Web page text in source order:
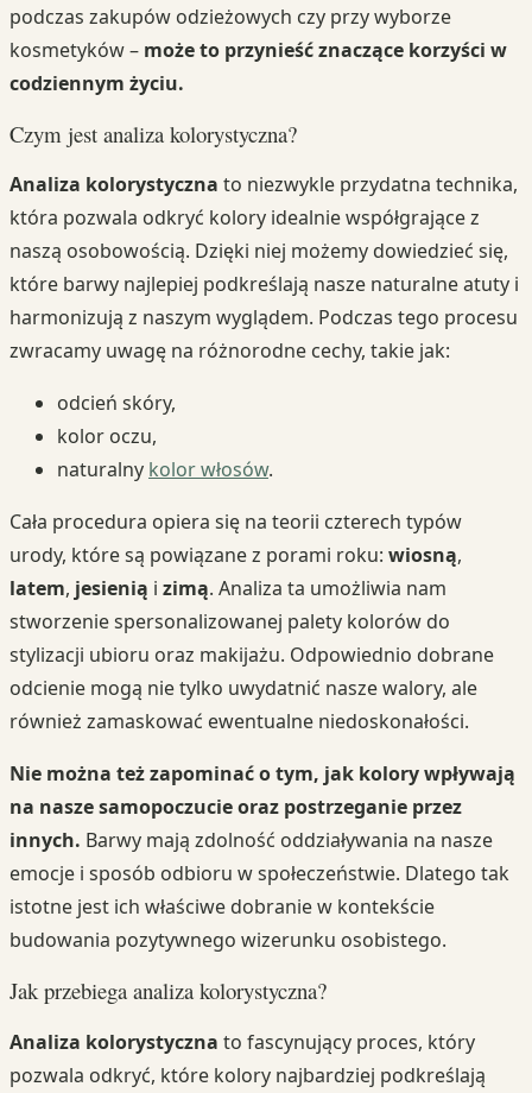
podczas zakupów odzieżowych czy przy wyborze
kosmetyków – może to przynieść znaczące korzyści w
codziennym życiu.
Czym jest analiza kolorystyczna?
Analiza kolorystyczna to niezwykle przydatna technika,
która pozwala odkryć kolory idealnie współgrające z
naszą osobowością. Dzięki niej możemy dowiedzieć się,
które barwy najlepiej podkreślają nasze naturalne atuty i
harmonizują z naszym wyglądem. Podczas tego procesu
zwracamy uwagę na różnorodne cechy, takie jak:
odcień skóry,
kolor oczu,
naturalny kolor włosów.
Cała procedura opiera się na teorii czterech typów
urody, które są powiązane z porami roku: wiosną,
latem, jesienią i zimą. Analiza ta umożliwia nam
stworzenie spersonalizowanej palety kolorów do
stylizacji ubioru oraz makijażu. Odpowiednio dobrane
odcienie mogą nie tylko uwydatnić nasze walory, ale
również zamaskować ewentualne niedoskonałości.
Nie można też zapominać o tym, jak kolory wpływają
na nasze samopoczucie oraz postrzeganie przez
innych. Barwy mają zdolność oddziaływania na nasze
emocje i sposób odbioru w społeczeństwie. Dlatego tak
istotne jest ich właściwe dobranie w kontekście
budowania pozytywnego wizerunku osobistego.
Jak przebiega analiza kolorystyczna?
Analiza kolorystyczna to fascynujący proces, który
pozwala odkryć, które kolory najbardziej podkreślają